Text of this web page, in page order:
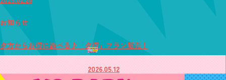
2026.05.12
お知らせ
夕方からお得に遊べる♪「夕得」プラン販売！